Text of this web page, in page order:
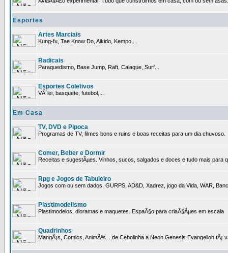
Esportes
Artes Marciais
Kung-fu, Tae Know Do, Aikido, Kempo,...
Radicais
Paraquedismo, Base Jump, Raft, Caiaque, Surf...
Esportes Coletivos
VÃ´lei, basquete, futebol,...
Em Casa
TV, DVD e Pipoca
Programas de TV, filmes bons e ruins e boas receitas para um dia chuvoso.
Comer, Beber e Dormir
Receitas e sugestÃµes. Vinhos, sucos, salgados e doces e tudo mais para
Rpg e Jogos de Tabuleiro
Jogos com ou sem dados, GURPS, AD&D, Xadrez, jogo da Vida, WAR,
Plastimodelismo
Plastimodelos, dioramas e maquetes. EspaÃ§o para criaÃ§Ãµes em escala
Quadrinhos
MangÃ¡s, Comics, AnimÃªs....de Cebolinha a Neon Genesis Evangelion tÃ¡